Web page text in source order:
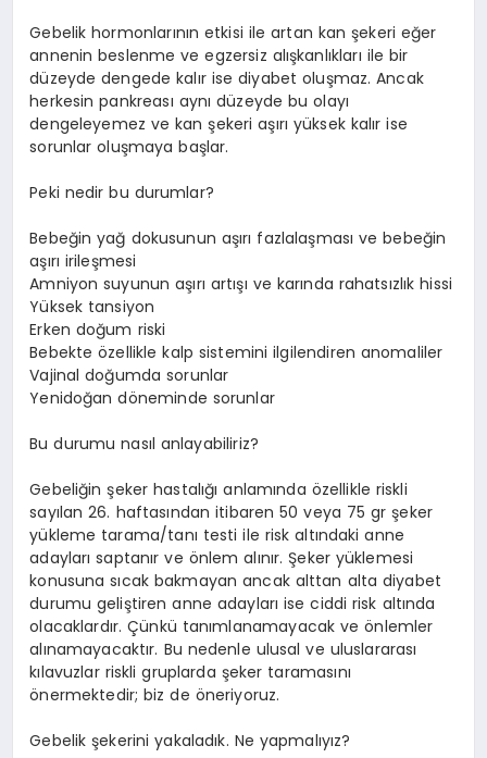
Gebelik hormonlarının etkisi ile artan kan şekeri eğer
annenin beslenme ve egzersiz alışkanlıkları ile bir
düzeyde dengede kalır ise diyabet oluşmaz. Ancak
herkesin pankreası aynı düzeyde bu olayı
dengeleyemez ve kan şekeri aşırı yüksek kalır ise
sorunlar oluşmaya başlar.
Peki nedir bu durumlar?
Bebeğin yağ dokusunun aşırı fazlalaşması ve bebeğin
aşırı irileşmesi
Amniyon suyunun aşırı artışı ve karında rahatsızlık hissi
Yüksek tansiyon
Erken doğum riski
Bebekte özellikle kalp sistemini ilgilendiren anomaliler
Vajinal doğumda sorunlar
Yenidoğan döneminde sorunlar
Bu durumu nasıl anlayabiliriz?
Gebeliğin şeker hastalığı anlamında özellikle riskli
sayılan 26. haftasından itibaren 50 veya 75 gr şeker
yükleme tarama/tanı testi ile risk altındaki anne
adayları saptanır ve önlem alınır. Şeker yüklemesi
konusuna sıcak bakmayan ancak alttan alta diyabet
durumu geliştiren anne adayları ise ciddi risk altında
olacaklardır. Çünkü tanımlanamayacak ve önlemler
alınamayacaktır. Bu nedenle ulusal ve uluslararası
kılavuzlar riskli gruplarda şeker taramasını
önermektedir; biz de öneriyoruz.
Gebelik şekerini yakaladık. Ne yapmalıyız?